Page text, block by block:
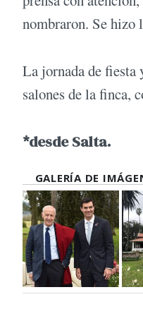
nombraron. Se hizo
La jornada de fiesta
salones de la finca,
*desde Salta.
GALERÍA DE